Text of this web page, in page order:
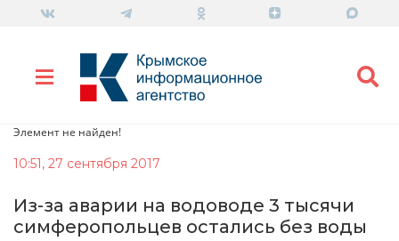
Элемент не найден!
10:51, 27 сентября 2017
Из-за аварии на водоводе 3 тысячи
симферопольцев остались без воды